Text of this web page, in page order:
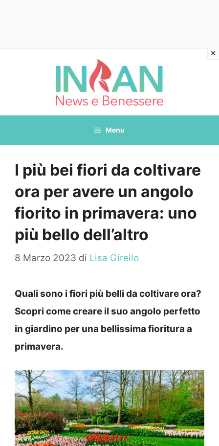
Menu
I più bei fiori da coltivare
ora per avere un angolo
fiorito in primavera: uno
più bello dell’altro
8 Marzo 2023 di Lisa Girello
Quali sono i fiori più belli da coltivare ora?
Scopri come creare il suo angolo perfetto
in giardino per una bellissima fioritura a
primavera.